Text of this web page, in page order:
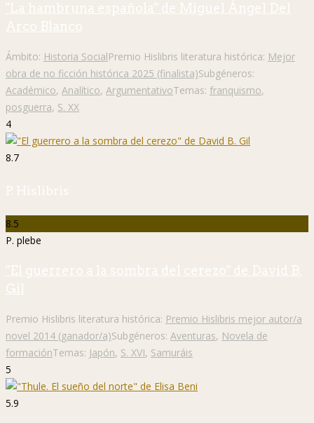
"La hambruna española" de Miguel Ángel Del
Arco Blanco
Ámbito: Historia SocialPremio Hislibris literatura histórica: Mejor
obra de no ficción histórica 2025 (finalista)Subgéneros:
Académico, Analítico, ArgumentativoTemas: franquismo,
posguerra, S. XX
4
8.7
P. Hislibris
8.5
P. plebe
"El guerrero a la sombra del cerezo" de David B.
Gil
Premio Hislibris literatura histórica: Premio Hislibris mejor autor/a
novel 2014 (ganador/a)Subgéneros: Aventuras, Novela de
formaciónTemas: Japón, S. XVI, Samuráis
5
5.9